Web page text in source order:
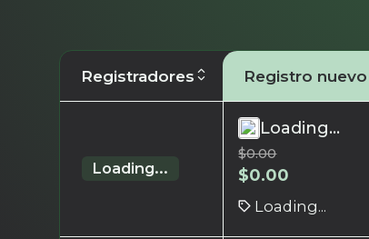
Registradores Registro nuevo
Loading...
Loading...
$0.00
$0.00
Loading...